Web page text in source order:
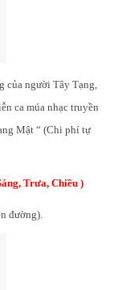
của người Tây Tạng,
ca múa nhạc truyền
Mật “ (Chi phí tự
Trưa, Chiều )
đường).